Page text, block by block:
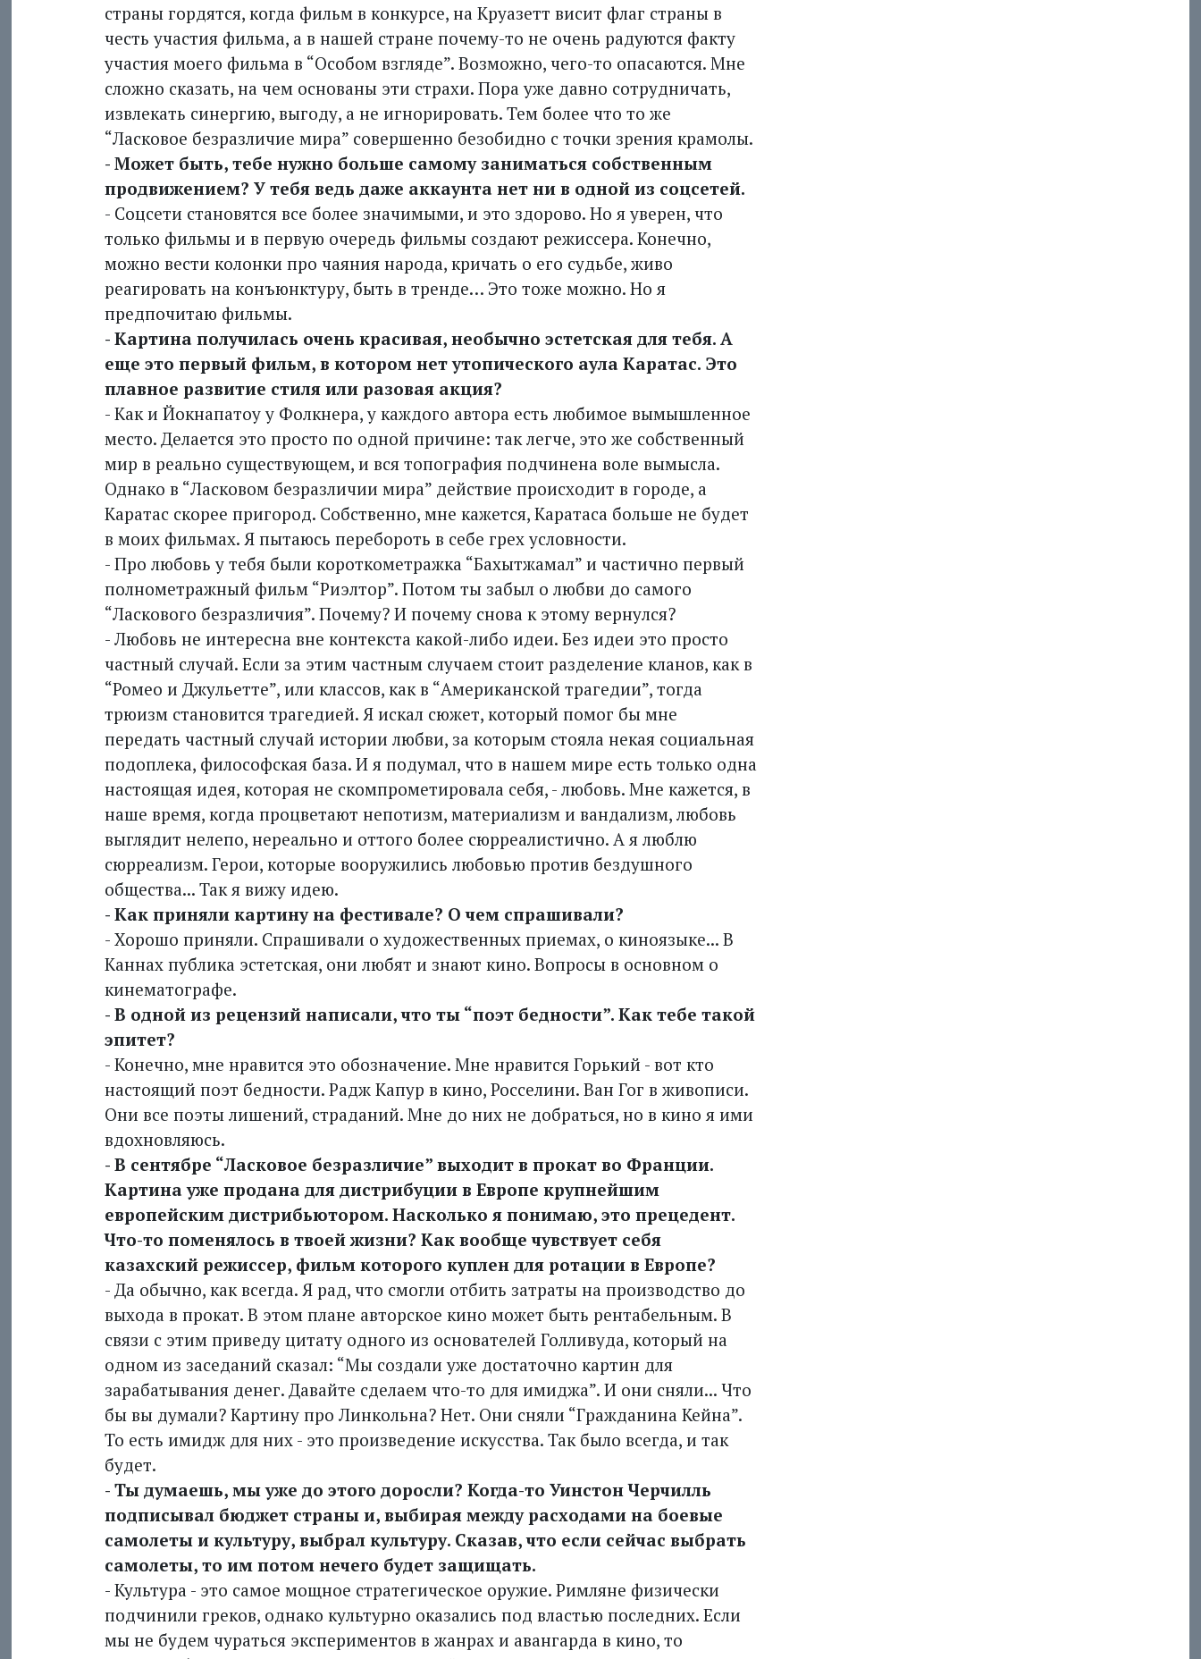
страны гордятся, когда фильм в конкурсе, на Круазетт висит флаг страны в
честь участия фильма, а в нашей стране почему-то не очень радуются факту
участия моего фильма в “Особом взгляде”. Возможно, чего-то опасаются. Мне
сложно сказать, на чем основаны эти страхи. Пора уже давно сотрудничать,
извлекать синергию, выгоду, а не игнорировать. Тем более что то же
“Ласковое безразличие мира” совершенно безобидно с точки зрения крамолы.
- Может быть, тебе нужно больше самому заниматься собственным
продвижением? У тебя ведь даже аккаунта нет ни в одной из соцсетей.
- Соцсети становятся все более значимыми, и это здорово. Но я уверен, что
только фильмы и в первую очередь фильмы создают режиссера. Конечно,
можно вести колонки про чаяния народа, кричать о его судьбе, живо
реагировать на конъюнктуру, быть в тренде… Это тоже можно. Но я
предпочитаю фильмы.
- Картина получилась очень красивая, необычно эстетская для тебя. А
еще это первый фильм, в котором нет утопического аула Каратас. Это
плавное развитие стиля или разовая акция?
- Как и Йокнапатоу у Фолкнера, у каждого автора есть любимое вымышленное
место. Делается это просто по одной причине: так легче, это же собственный
мир в реально существующем, и вся топо­графия подчинена воле вымысла.
Однако в “Ласковом безразличии мира” действие происходит в городе, а
Каратас скорее пригород. Собственно, мне кажется, Каратаса больше не будет
в моих фильмах. Я пытаюсь перебороть в себе грех условности.
- Про любовь у тебя были короткометражка “Бахытжамал” и частично первый
полнометражный фильм “Риэлтор”. Потом ты забыл о любви до самого
“Ласкового безразличия”. Почему? И почему снова к этому вернулся?
- Любовь не интересна вне контекста какой-либо идеи. Без идеи это просто
частный случай. Если за этим частным случаем стоит разделение кланов, как в
“Ромео и Джульетте”, или классов, как в “Американской трагедии”, тогда
трюизм становится трагедией. Я искал сюжет, который помог бы мне
передать частный случай истории любви, за которым стояла некая социальная
подоплека, философская база. И я подумал, что в нашем мире есть только одна
настоящая идея, которая не скомпрометировала себя, - любовь. Мне кажется, в
наше время, когда процветают непотизм, материализм и вандализм, любовь
выглядит нелепо, нереально и оттого более сюрреалистично. А я люблю
сюрреализм. Герои, которые вооружились любовью против бездушного
общества... Так я вижу идею.
- Как приняли картину на фестивале? О чем спрашивали?
- Хорошо приняли. Спрашивали о художественных приемах, о кино­языке... В
Каннах публика эстетская, они любят и знают кино. Вопросы в основном о
кинематографе.
- В одной из рецензий написали, что ты “поэт бедности”. Как тебе такой
эпитет?
- Конечно, мне нравится это обозначение. Мне нравится Горький - вот кто
настоящий поэт бедности. Радж Капур в кино, Росселини. Ван Гог в живописи.
Они все поэты лишений, страданий. Мне до них не добраться, но в кино я ими
вдохновляюсь.
- В сентябре “Ласковое безразличие” выходит в прокат во Франции.
Картина уже продана для дистрибуции в Европе крупнейшим
европейским дистрибьютором. Насколько я понимаю, это прецедент.
Что-то поменялось в твоей жизни? Как вообще чувствует себя
казахский режиссер, фильм которого куплен для ротации в Европе?
- Да обычно, как всегда. Я рад, что смогли отбить затраты на производство до
выхода в прокат. В этом плане авторское кино может быть рентабельным. В
связи с этим приведу цитату одного из основателей Голливуда, который на
одном из заседаний сказал: “Мы создали уже достаточно картин для
зарабатывания денег. Давайте сделаем что-то для имиджа”. И они сняли... Что
бы вы думали? Картину про Линкольна? Нет. Они сняли “Гражданина Кейна”.
То есть имидж для них - это произведение искусства. Так было всегда, и так
будет.
- Ты думаешь, мы уже до этого доросли? Когда-то Уинстон Черчилль
подписывал бюджет страны и, выбирая между расходами на боевые
самолеты и культуру, выбрал культуру. Сказав, что если сейчас выбрать
самолеты, то им потом нечего будет защищать.
- Культура - это самое мощное стратегическое оружие. Римляне физически
подчинили греков, однако культурно оказались под властью последних. Если
мы не будем чураться экспериментов в жанрах и авангарда в кино, то